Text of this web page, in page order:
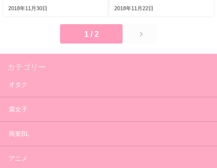
2018年11月30日 2018年11月22日
1 / 2
カテゴリー
オタク
腐女子
商業BL
アニメ